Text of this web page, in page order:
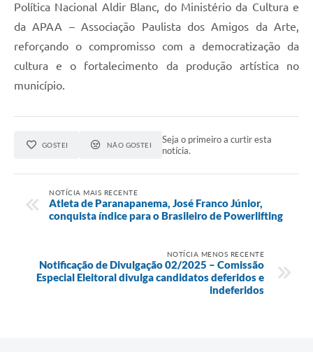
Política Nacional Aldir Blanc, do Ministério da Cultura e
da APAA – Associação Paulista dos Amigos da Arte,
reforçando o compromisso com a democratização da
cultura e o fortalecimento da produção artística no
município.
GOSTEI NÃO GOSTEI
Seja o primeiro a curtir esta
notícia.
NOTÍCIA MAIS RECENTE
Atleta de Paranapanema, José Franco Júnior,
conquista índice para o Brasileiro de Powerlifting
NOTÍCIA MENOS RECENTE
Notificação de Divulgação 02/2025 – Comissão
Especial Eleitoral divulga candidatos deferidos e
indeferidos